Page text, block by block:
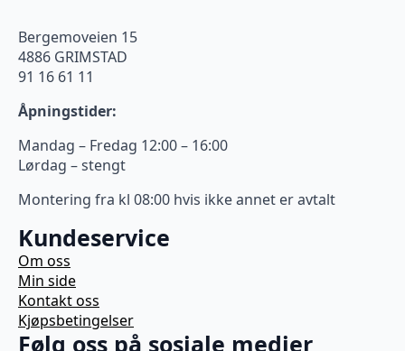
Bergemoveien 15
4886 GRIMSTAD
91 16 61 11
Åpningstider:
Mandag – Fredag 12:00 – 16:00
Lørdag – stengt
Montering fra kl 08:00 hvis ikke annet er avtalt
Kundeservice
Om oss
Min side
Kontakt oss
Kjøpsbetingelser
Følg oss på sosiale medier